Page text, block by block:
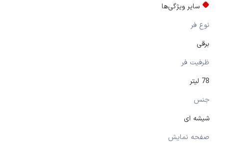
سایر ویژگی‌ها
نوع فر
برقی
ظرفیت فر
78 لیتر
جنس
شیشه ای
صفحه نمایش